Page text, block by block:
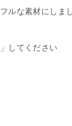
ルな素材にしまし
してください